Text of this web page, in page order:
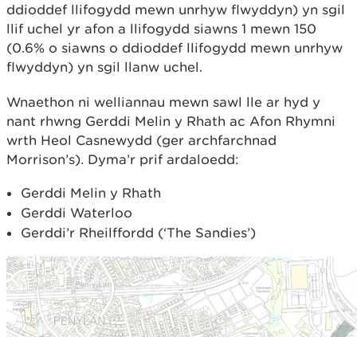
ddioddef llifogydd mewn unrhyw flwyddyn) yn sgil
llif uchel yr afon a llifogydd siawns 1 mewn 150
(0.6% o siawns o ddioddef llifogydd mewn unrhyw
flwyddyn) yn sgil llanw uchel.
Wnaethon ni welliannau mewn sawl lle ar hyd y
nant rhwng Gerddi Melin y Rhath ac Afon Rhymni
wrth Heol Casnewydd (ger archfarchnad
Morrison’s). Dyma’r prif ardaloedd:
Gerddi Melin y Rhath
Gerddi Waterloo
Gerddi’r Rheilffordd (‘The Sandies’)